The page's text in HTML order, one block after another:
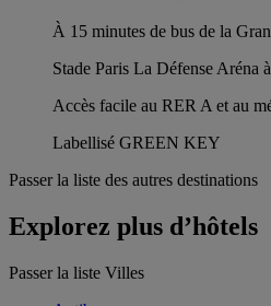
À 15 minutes de bus de la
Stade Paris La Défense Aréna
Accès facile au RER A et au
Labellisé GREEN KEY
Passer la liste des autres destinations
Explorez plus d’hôtels
Passer la liste Villes